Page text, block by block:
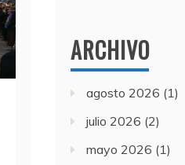
ARCHIVO
agosto 2026 (1)
julio 2026 (2)
mayo 2026 (1)